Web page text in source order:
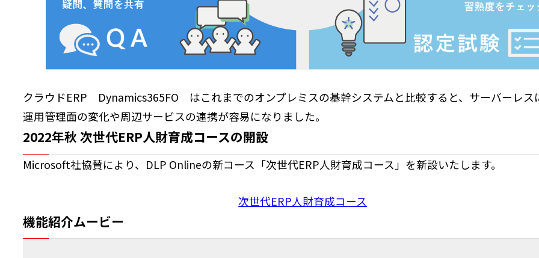
クラウドERP Dynamics365FO はこれまでのオンプレミスの基幹システムと比較すると、サーバーレス
運用管理面の変化や周辺サービスの連携が容易になりました。
2022年秋 次世代ERP人財育成コースの開設
Microsoft社協賛により、DLP Onlineの新コース「次世代ERP人財育成コース」を新設いたします。
次世代ERP人財育成コース
機能紹介ムービー